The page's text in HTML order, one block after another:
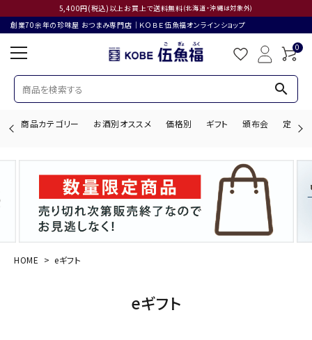
5,400円(税込)以上お買上で送料無料(北海道・沖縄は対象外)
創業70余年の珍味屋 おつまみ専門店│ＫＯＢＥ伍魚福オンラインショップ
0
search
商品カテゴリー お酒別オススメ 価格別 ギフト 頒布会 定期購
search
ACCOUNT MENU
HOME eギフト
eギフト